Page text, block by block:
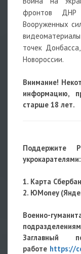
фронтов
Вооруженных
точек
Новороссии.
Внимание!
информацию,
старше 18 лет.
Поддержите
укрокарателями:
1. Карта
2. ЮMoney
Военно-
Заглавный
работе https://